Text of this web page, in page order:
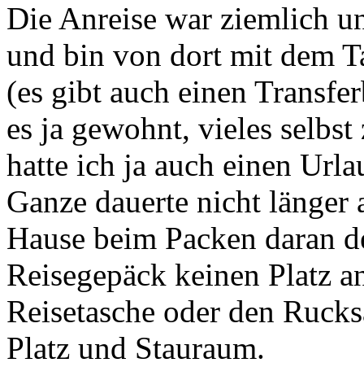
Die Anreise war ziemlich
und bin von dort mit dem
(es gibt auch einen
es ja gewohnt, vieles
hatte ich ja auch einen
Ganze dauerte nicht
Hause beim Packen daran
Reisegepäck keinen Platz
Reisetasche oder den
Platz und Stauraum.